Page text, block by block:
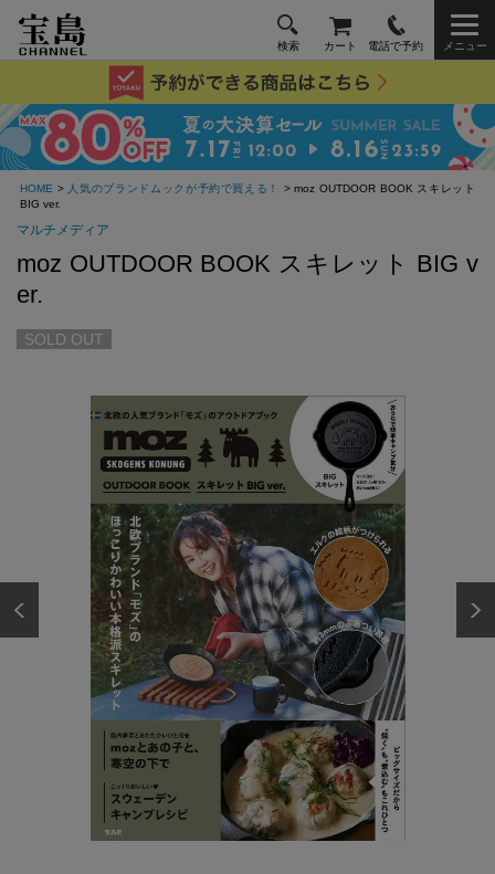
検索 カート 電話で予約 メニュー
HOME > 人気のブランドムックが予約で買える！
> moz OUTDOOR BOOK スキレット
BIG ver.
マルチメディア
moz OUTDOOR BOOK スキレット BIG v
er.
SOLD OUT